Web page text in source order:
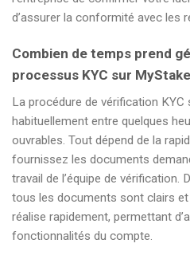
d’assurer la conformité avec les
Combien de temps prend
processus KYC sur
La procédure de vérification KYC
habituellement entre quelques
ouvrables. Tout dépend de la
fournissez les documents
travail de l’équipe de vérification.
tous les documents sont clairs
réalise rapidement, permettant
fonctionnalités du compte.